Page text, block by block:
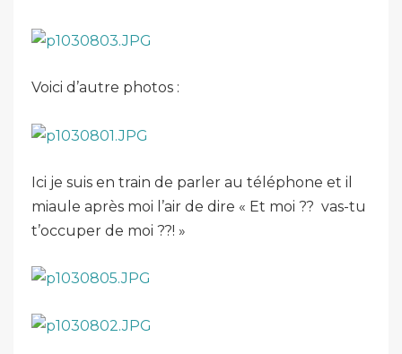
Voici d’autre photos :
Ici je suis en train de parler au téléphone et il
miaule après moi l’air de dire « Et moi ?? vas-tu
t’occuper de moi ??! »